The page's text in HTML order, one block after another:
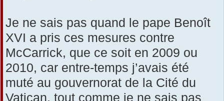
Je ne sais pas quand le pape Benoît
XVI a pris ces mesures contre
McCarrick, que ce soit en 2009 ou
2010, car entre-temps j’avais été
muté au gouvernorat de la Cité du
Vatican, tout comme je ne sais pas